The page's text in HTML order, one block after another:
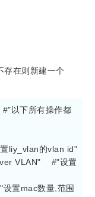
在则新建一个
以下所有操作都
liy_vlan的vlan id"
VLAN"    #"设置
置mac数量,范围